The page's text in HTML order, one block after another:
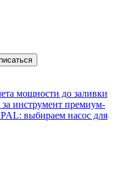
мощности до заливки
за инструмент премиум-
выбираем насос для